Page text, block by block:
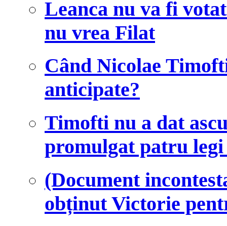
Leanca nu va fi
nu vrea Filat
Când Nicolae
anticipate?
Timofti nu a dat
promulgat patru
(Document
obținut Victorie